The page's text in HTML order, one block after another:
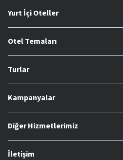
Yurt İçi Oteller
Otel Temaları
Turlar
Kampanyalar
Diğer Hizmetlerimiz
İletişim